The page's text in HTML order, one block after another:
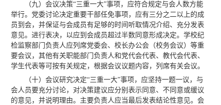
（九）会议决策“三重一大”事项，应符合规定与会人数方能
举行。党委讨论决定重要干部任免事项，应有三分之二以上的成
员到会，并保证与会成员有足够的时间听取情况介绍、充分发表
意见。进行表决，以应到会成员超过半数同意形成决定。学校纪
检监察部门负责人应列席党委会、校长办公会（校务会议）等重
要会议，其他有关职能部门负责人和党代会代表、教代会代表、
学生代表等可按有关规定，根据会议议题内容，列席有关会议。
（十）会议研究决定“三重一大”事项，应坚持一题一议，与
会人员要充分讨论，对决策建议应分别表示同意、不同意或缓议
的意见，并说明理由。主要负责人应当最后发表结论性意见。会